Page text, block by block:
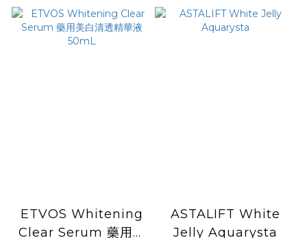
ETVOS Whitening
Clear Serum 藥用美
ASTALIFT White
Jelly Aquarysta